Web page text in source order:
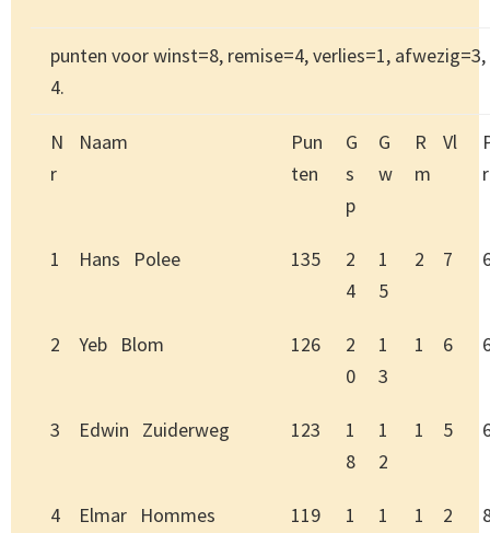
punten voor winst=8, remise=4, verlies=1,
4.
N
r
Naam
Pun
ten
G
s
p
G
w
R
m
Vl
1 Hans Polee 135
2
4
1
5
2 7
2 Yeb Blom 126
2
0
1
3
1 6
3 Edwin Zuiderweg 123
1
8
1
2
1 5
4 Elmar Hommes 119
1
1
1 2